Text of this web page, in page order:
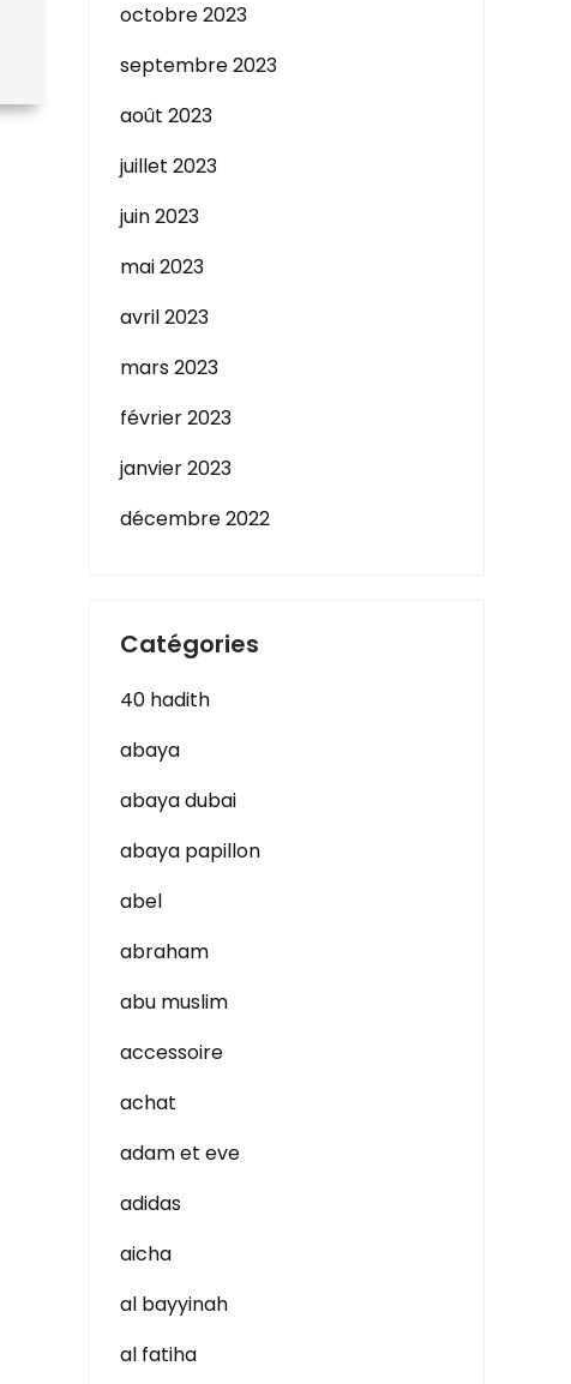
octobre 2023
septembre 2023
août 2023
juillet 2023
juin 2023
mai 2023
avril 2023
mars 2023
février 2023
janvier 2023
décembre 2022
Catégories
40 hadith
abaya
abaya dubai
abaya papillon
abel
abraham
abu muslim
accessoire
achat
adam et eve
adidas
aicha
al bayyinah
al fatiha